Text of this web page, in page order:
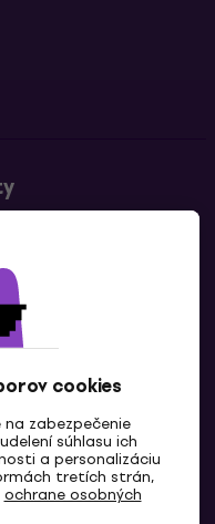
cookies
zabezpečenie
súhlasu ich
a personalizáciu
tretích strán,
ochrane osobných